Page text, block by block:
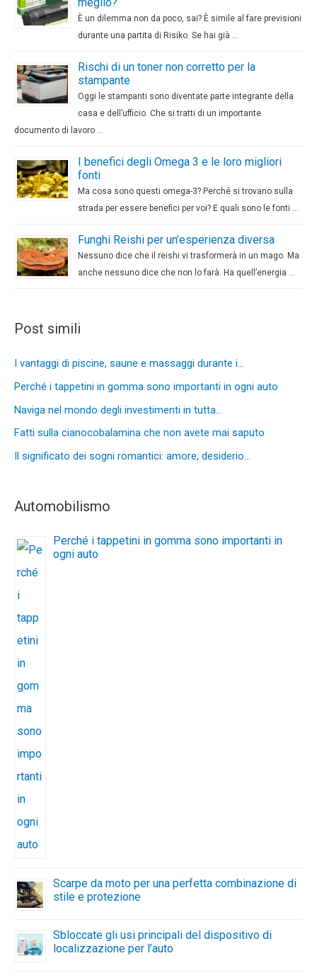
meglio?
È un dilemma non da poco, sai? È simile al fare previsioni
durante una partita di Risiko. Se hai già …
Rischi di un toner non corretto per la
stampante
Oggi le stampanti sono diventate parte integrante della
casa e dell’ufficio. Che si tratti di un importante
documento di lavoro …
I benefici degli Omega 3 e le loro migliori
fonti
Ma cosa sono questi omega-3? Perché si trovano sulla
strada per essere benefici per voi? E quali sono le fonti …
Funghi Reishi per un’esperienza diversa
Nessuno dice che il reishi vi trasformerà in un mago. Ma
anche nessuno dice che non lo farà. Ha quell’energia …
Post simili
I vantaggi di piscine, saune e massaggi durante i…
Perché i tappetini in gomma sono importanti in ogni auto
Naviga nel mondo degli investimenti in tutta…
Fatti sulla cianocobalamina che non avete mai saputo
Il significato dei sogni romantici: amore, desiderio…
Automobilismo
Perché i tappetini in gomma sono importanti in
ogni auto
Scarpe da moto per una perfetta combinazione di
stile e protezione
Sbloccate gli usi principali del dispositivo di
localizzazione per l’auto